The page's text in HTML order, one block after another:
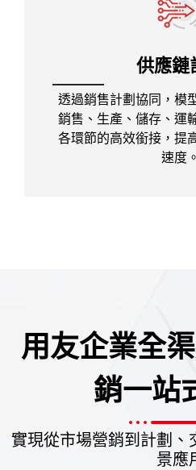
供應鏈
透過銷售計劃協同，模
銷售、生產、儲存、運
各環節的高效銜接，提
速度。
用友企業全
銷一站
實現從市場營銷到計劃、
景應